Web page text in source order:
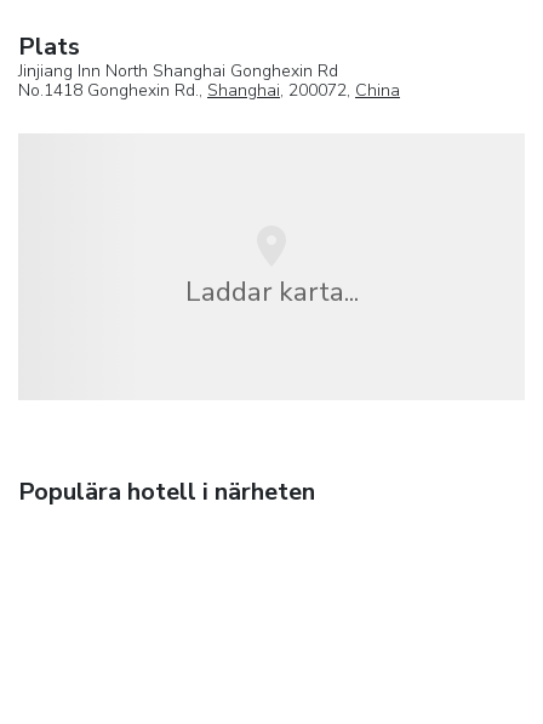
Plats
Jinjiang Inn North Shanghai Gonghexin Rd
No.1418 Gonghexin Rd., Shanghai, 200072, China
Laddar karta...
Populära hotell i närheten